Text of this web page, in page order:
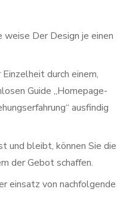
Der Design je einen
durch einem,
Guide „Homepage-
ausfindig
und bleibt, können Sie die
der Gebot schaffen.
einsatz von nachfolgende